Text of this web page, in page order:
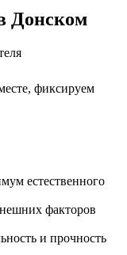
Донском
фиксируем
естественного
факторов
и прочность